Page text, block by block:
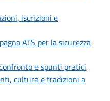
iscrizioni e
ATS per la sicurezza
e spunti pratici
cultura e tradizioni a